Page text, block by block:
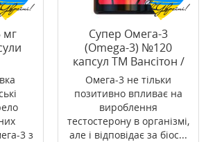
мг
3 з
Супер Омега-3
(Omega-3) №120
капсул ТМ Вансітон /
Vansiton
Омега-3 не тільки
позитивно впливає на
вироблення
тестостерону в організмі,
але і відповідає за біос...